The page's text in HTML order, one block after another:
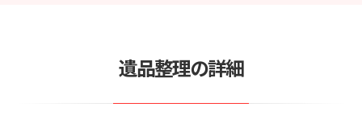
遺品整理の詳細